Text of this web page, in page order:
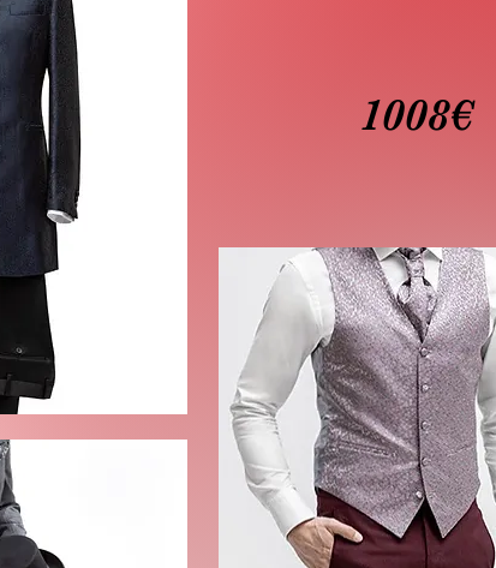
1008€